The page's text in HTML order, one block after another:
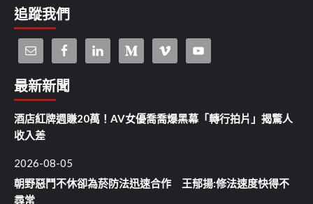
追蹤我們
最新新聞
酒店紅牌週賺20萬！AV女優喬喬爆黑幕「轉行拍片」揭驚人
收入差
2026-08-05
朝野惡鬥不休卻為菸防法迅速合作 王郁揚:修法速度快得不
尋常